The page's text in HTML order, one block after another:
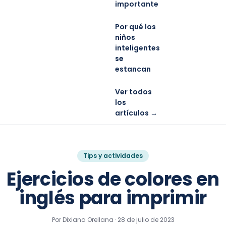
importante
Por qué los
niños
inteligentes
se
estancan
Ver todos
los
artículos →
Tips y actividades
Ejercicios de colores en
inglés para imprimir
Por Dixiana Orellana · 28 de julio de 2023